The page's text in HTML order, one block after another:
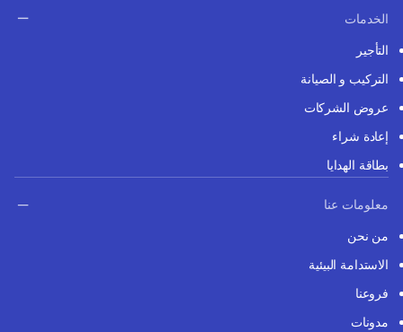
الخدمات
التأجير
التركيب و الصيانة
عروض الشركات
إعادة شراء
بطاقة الهدايا
معلومات عنا
من نحن
الاستدامة البيئية
فروعنا
مدونات